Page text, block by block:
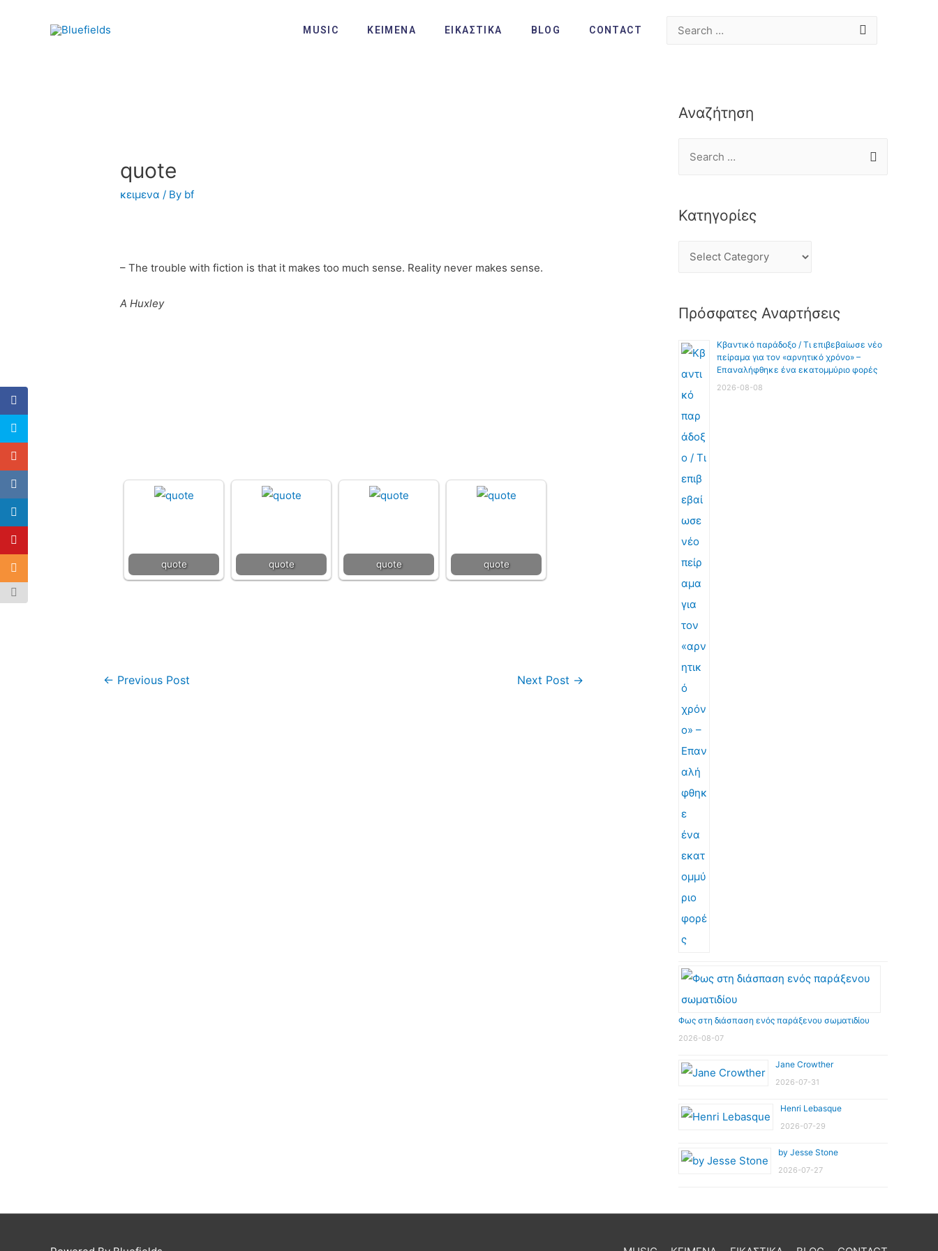
MUSIC ΚΕΙΜΕΝΑ ΕΙΚΑΣΤΙΚΑ BLOG CONTACT
quote
κειμενα / By bf
– The trouble with fiction is that it makes too much sense. Reality never makes sense.
A Huxley
quote quote quote quote
← Previous Post Next Post →
Αναζήτηση
Κατηγορίες
Πρόσφατες Αναρτήσεις
Κβαντικό παράδοξο / Τι επιβεβαίωσε νέο
πείραμα για τον «αρνητικό χρόνο» –
Επαναλήφθηκε ένα εκατομμύριο φορές
2026-08-08
Φως στη διάσπαση ενός παράξενου σωματιδίου
2026-08-07
Jane Crowther
2026-07-31
Henri Lebasque
2026-07-29
by Jesse Stone
2026-07-27